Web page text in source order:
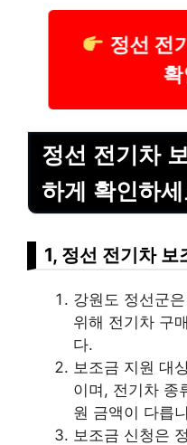
정선 전
정선 전기차
하게 확인하
1, 정선 전기차
강원도 정선군
위해 전기차 구
다.
보조금 지원 대
이며, 전기차 종
원 금액이 다릅
보조금 신청은